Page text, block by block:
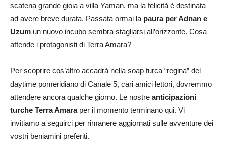
scatena grande gioia a villa Yaman, ma la felicità è destinata
ad avere breve durata. Passata ormai la paura per Adnan e
Uzum un nuovo incubo sembra stagliarsi all’orizzonte. Cosa
attende i protagonisti di Terra Amara?
Per scoprire cos’altro accadrà nella soap turca “regina” del
daytime pomeridiano di Canale 5, cari amici lettori, dovremmo
attendere ancora qualche giorno. Le nostre anticipazioni
turche Terra Amaraper il momento terminano qui. Vi
invitiamo a seguirci per rimanere aggiornati sulle avventure dei
vostri beniamini preferiti.